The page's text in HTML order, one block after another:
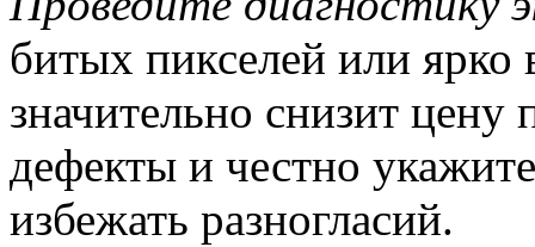
битых пикселей или ярко
значительно снизит
дефекты и честно
избежать разногласий.